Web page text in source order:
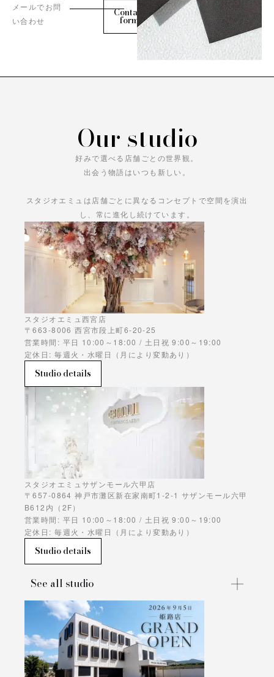
メールでお問
い合わせ
Contact
form
Our studio
好みで選べる店舗ごとの世界観。
出会う物語はいつも新しい。
スタジオエミュは店舗ごとに異なるコンセプトで空間を演出
し、常に進化し続けています。
あなただけの物語をお楽しみください。
スタジオエミュ西宮店
〒663-8006 西宮市段上町6-20-25
営業時間: 平日 10:00～18:00 / 土日祝 9:00～19:00
定休日: 毎週火・水曜日（月により変動あり）
Studio details
スタジオエミュサザンモール六甲店
〒657-0864 神戸市灘区新在家南町1-2-1 サザンモール六甲
B612内（2F）
営業時間: 平日 10:00～18:00 / 土日祝 9:00～19:00
定休日: 毎週火・水曜日（月により変動あり）
Studio details
See all studio